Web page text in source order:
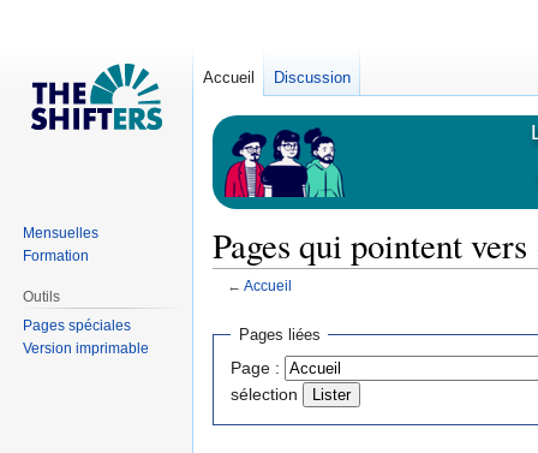
Pages qui pointent
← Accueil
Sauter
navigation
Sauter
recherche
Pages liées
Page :
sélection
Accueil Discussion
Mensuelles
Formation
Outils
Pages spéciales
Version imprimable